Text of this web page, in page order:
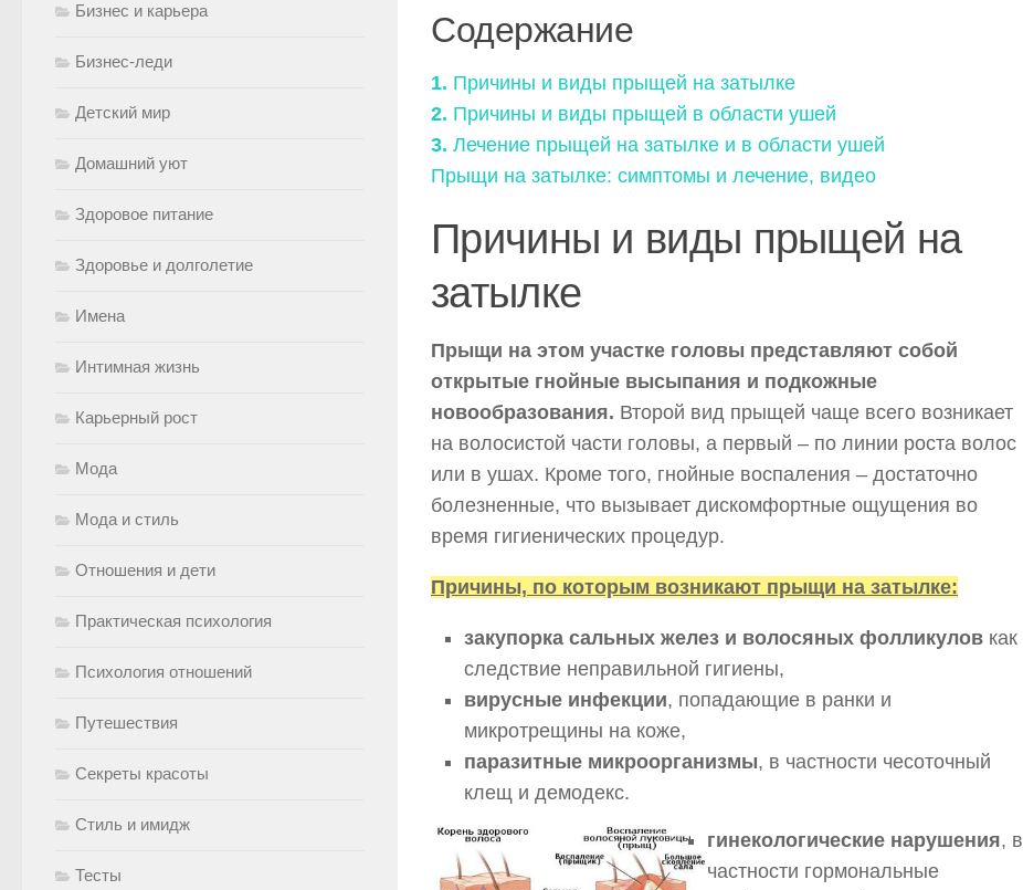
Содержание
1. Причины и виды прыщей на затылке
2. Причины и виды прыщей в области ушей
3. Лечение прыщей на затылке и в области ушей
Прыщи на затылке: симптомы и лечение, видео
Причины и виды прыщей на
затылке
Прыщи на этом участке головы представляют собой
открытые гнойные высыпания и подкожные
новообразования. Второй вид прыщей чаще всего возникает
на волосистой части головы, а первый – по линии роста волос
или в ушах. Кроме того, гнойные воспаления – достаточно
болезненные, что вызывает дискомфортные ощущения во
время гигиенических процедур.
Причины, по которым возникают прыщи на затылке:
закупорка сальных желез и волосяных фолликулов как
следствие неправильной гигиены,
вирусные инфекции, попадающие в ранки и
микротрещины на коже,
паразитные микроорганизмы, в частности чесоточный
клещ и демодекс.
гинекологические нарушения, в
частности гормональные
Бизнес и карьера
Бизнес-леди
Детский мир
Домашний уют
Здоровое питание
Здоровье и долголетие
Имена
Интимная жизнь
Карьерный рост
Мода
Мода и стиль
Отношения и дети
Практическая психология
Психология отношений
Путешествия
Секреты красоты
Стиль и имидж
Тесты